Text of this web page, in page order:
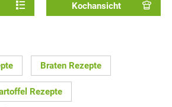
Kochansicht
Braten Rezepte
Rezepte